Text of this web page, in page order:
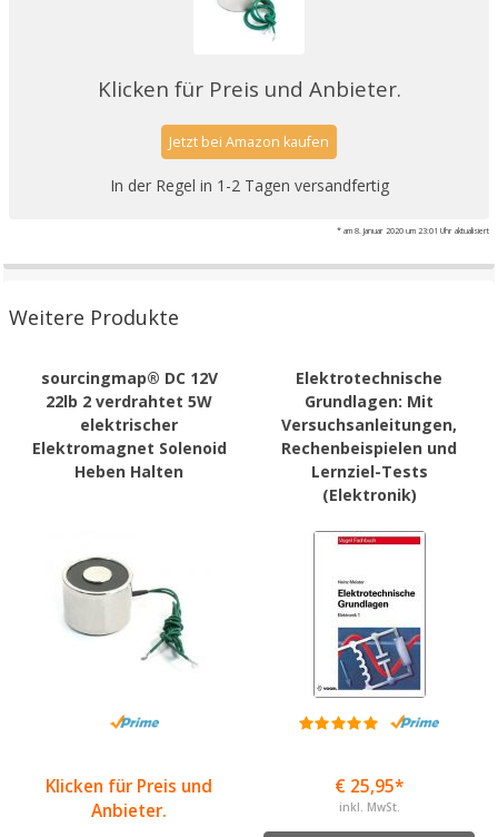
Klicken für Preis und Anbieter.
Jetzt bei Amazon kaufen
In der Regel in 1-2 Tagen versandfertig
* am 8. Januar 2020 um 23:01 Uhr aktualisiert
Weitere Produkte
sourcingmap® DC 12V
22lb 2 verdrahtet 5W
elektrischer
Elektromagnet Solenoid
Heben Halten
Klicken für Preis und
Anbieter.
Elektrotechnische
Grundlagen: Mit
Versuchsanleitungen,
Rechenbeispielen und
Lernziel-Tests
(Elektronik)
€ 25,95*
inkl. MwSt.